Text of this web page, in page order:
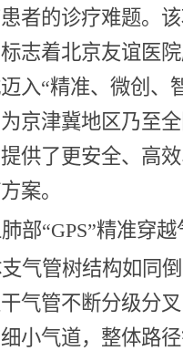
者的诊疗难题。
志着北京友谊医
入“精准、微创、
京津冀地区乃至
供了更安全、高
案。
部“GPS”精准穿越
气管树结构如同
气管不断分级分
小气道，整体路径